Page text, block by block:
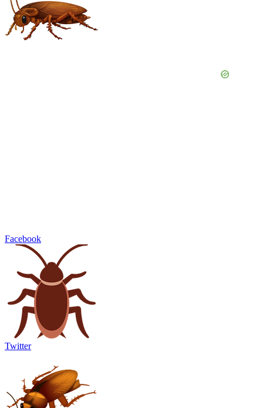
Facebook
Twitter